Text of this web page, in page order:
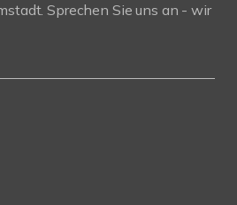
Sprechen Sie uns an - wir